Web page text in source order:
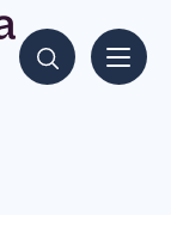
Hae sisältöjä